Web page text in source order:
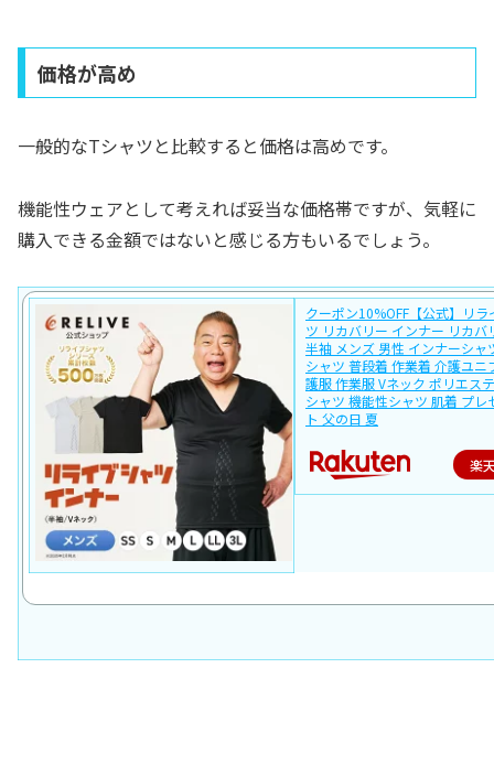
価格が高め
一般的なTシャツと比較すると価格は高めです。
機能性ウェアとして考えれば妥当な価格帯ですが、気軽に
購入できる金額ではないと感じる方もいるでしょう。
クーポン10%OFF【公式】リラ
ツ リカバリー インナー リカバ
半袖 メンズ 男性 インナーシャ
シャツ 普段着 作業着 介護ユニ
護服 作業服 Vネック ポリエス
シャツ 機能性シャツ 肌着 プレ
ト 父の日 夏
楽